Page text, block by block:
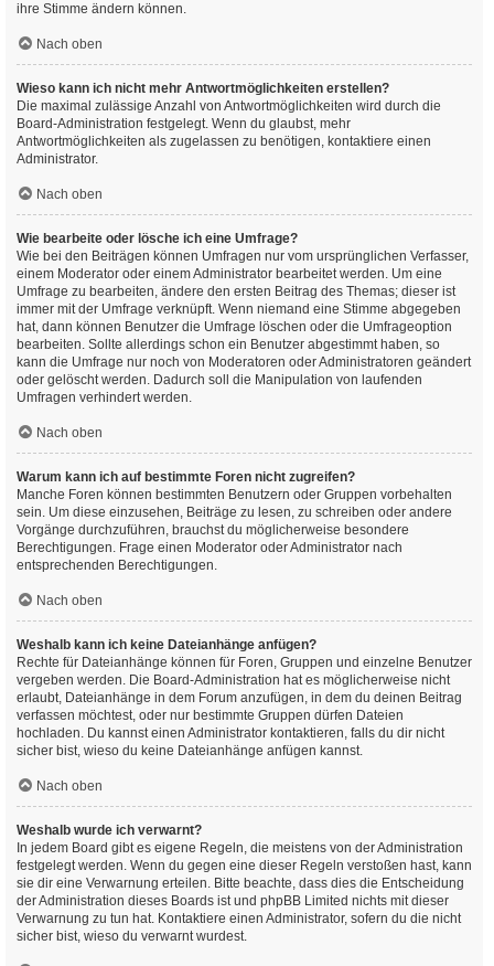
ihre Stimme ändern können.
Nach oben
Wieso kann ich nicht mehr Antwortmöglichkeiten erstellen?
Die maximal zulässige Anzahl von Antwortmöglichkeiten wird durch die
Board-Administration festgelegt. Wenn du glaubst, mehr
Antwortmöglichkeiten als zugelassen zu benötigen, kontaktiere einen
Administrator.
Nach oben
Wie bearbeite oder lösche ich eine Umfrage?
Wie bei den Beiträgen können Umfragen nur vom ursprünglichen Verfasser,
einem Moderator oder einem Administrator bearbeitet werden. Um eine
Umfrage zu bearbeiten, ändere den ersten Beitrag des Themas; dieser ist
immer mit der Umfrage verknüpft. Wenn niemand eine Stimme abgegeben
hat, dann können Benutzer die Umfrage löschen oder die Umfrageoption
bearbeiten. Sollte allerdings schon ein Benutzer abgestimmt haben, so
kann die Umfrage nur noch von Moderatoren oder Administratoren geändert
oder gelöscht werden. Dadurch soll die Manipulation von laufenden
Umfragen verhindert werden.
Nach oben
Warum kann ich auf bestimmte Foren nicht zugreifen?
Manche Foren können bestimmten Benutzern oder Gruppen vorbehalten
sein. Um diese einzusehen, Beiträge zu lesen, zu schreiben oder andere
Vorgänge durchzuführen, brauchst du möglicherweise besondere
Berechtigungen. Frage einen Moderator oder Administrator nach
entsprechenden Berechtigungen.
Nach oben
Weshalb kann ich keine Dateianhänge anfügen?
Rechte für Dateianhänge können für Foren, Gruppen und einzelne Benutzer
vergeben werden. Die Board-Administration hat es möglicherweise nicht
erlaubt, Dateianhänge in dem Forum anzufügen, in dem du deinen Beitrag
verfassen möchtest, oder nur bestimmte Gruppen dürfen Dateien
hochladen. Du kannst einen Administrator kontaktieren, falls du dir nicht
sicher bist, wieso du keine Dateianhänge anfügen kannst.
Nach oben
Weshalb wurde ich verwarnt?
In jedem Board gibt es eigene Regeln, die meistens von der Administration
festgelegt werden. Wenn du gegen eine dieser Regeln verstoßen hast, kann
sie dir eine Verwarnung erteilen. Bitte beachte, dass dies die Entscheidung
der Administration dieses Boards ist und phpBB Limited nichts mit dieser
Verwarnung zu tun hat. Kontaktiere einen Administrator, sofern du die nicht
sicher bist, wieso du verwarnt wurdest.